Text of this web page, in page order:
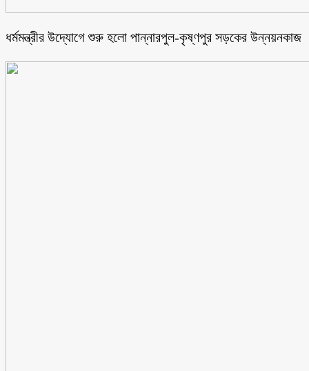
ধর্মমন্ত্রীর উদ্যোগে শুরু হলো পান্নারপুল-কৃষ্ণপুর সড়কের উন্নয়নকাজ